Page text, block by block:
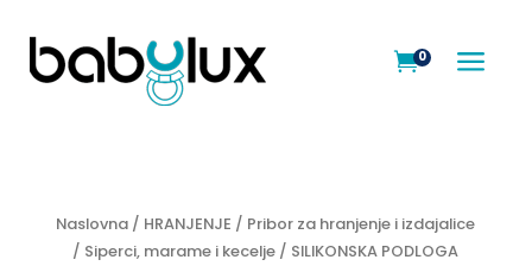
a
0
Naslovna / HRANJENJE / Pribor za hranjenje i izdajalice
/ Siperci, marame i kecelje / SILIKONSKA PODLOGA